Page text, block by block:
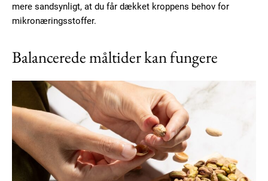
mere sandsynligt, at du får dækket kroppens behov for
mikronæringsstoffer.
Balancerede måltider kan fungere